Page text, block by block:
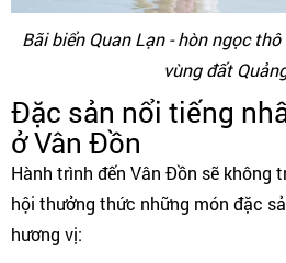
Bãi biển Quan Lạn - hòn ngọc
vùng đất
Đặc sản nổi tiếng
ở Vân Đồn
Hành trình đến Vân Đồn sẽ không
hội thưởng thức những món đặc
hương vị: